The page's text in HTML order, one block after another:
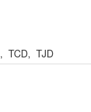
,TCD,TJD